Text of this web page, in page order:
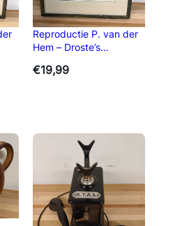
Reproductie P. van der
Hem – Droste’s
€19,99